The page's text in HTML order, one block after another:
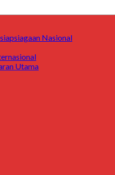
Nasional
Utama